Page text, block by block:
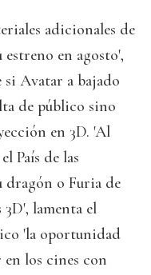
adicionales de
estreno en agosto',
Avatar a bajado
de público sino
en 3D. 'Al
País de las
dragón o Furia de
3D', lamenta el
'la oportunidad
los cines con